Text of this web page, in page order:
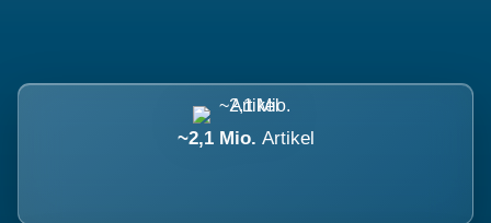
~2,1 Mio. Artikel